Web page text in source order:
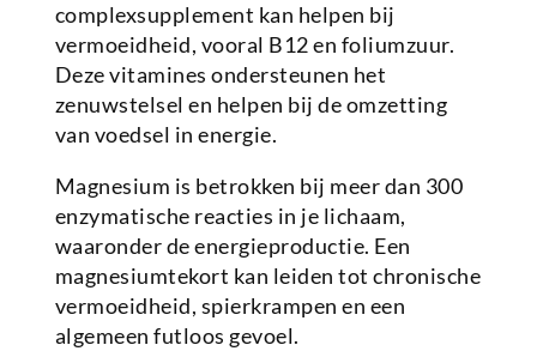
complexsupplement kan helpen bij
vermoeidheid, vooral B12 en foliumzuur.
Deze vitamines ondersteunen het
zenuwstelsel en helpen bij de omzetting
van voedsel in energie.
Magnesium is betrokken bij meer dan 300
enzymatische reacties in je lichaam,
waaronder de energieproductie. Een
magnesiumtekort kan leiden tot chronische
vermoeidheid, spierkrampen en een
algemeen futloos gevoel.